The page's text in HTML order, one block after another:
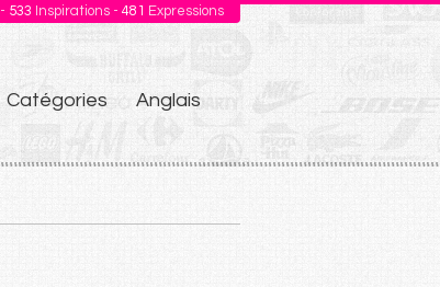
533 Inspirations - 481 Expressions
Catégories Anglais